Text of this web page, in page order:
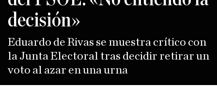
decisión»
Eduardo de Rivas se muestra crítico con
la Junta Electoral tras decidir retirar un
voto al azar en una urna